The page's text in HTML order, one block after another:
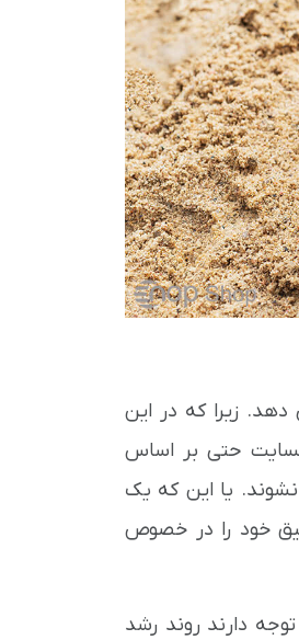
دهد. زیرا که در این
حتی بر اساس
یا این که یک
خود را در خصوص
دارند روند رشد